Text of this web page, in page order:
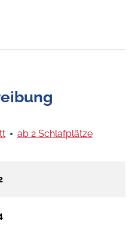
ab 2 Schlafplätze